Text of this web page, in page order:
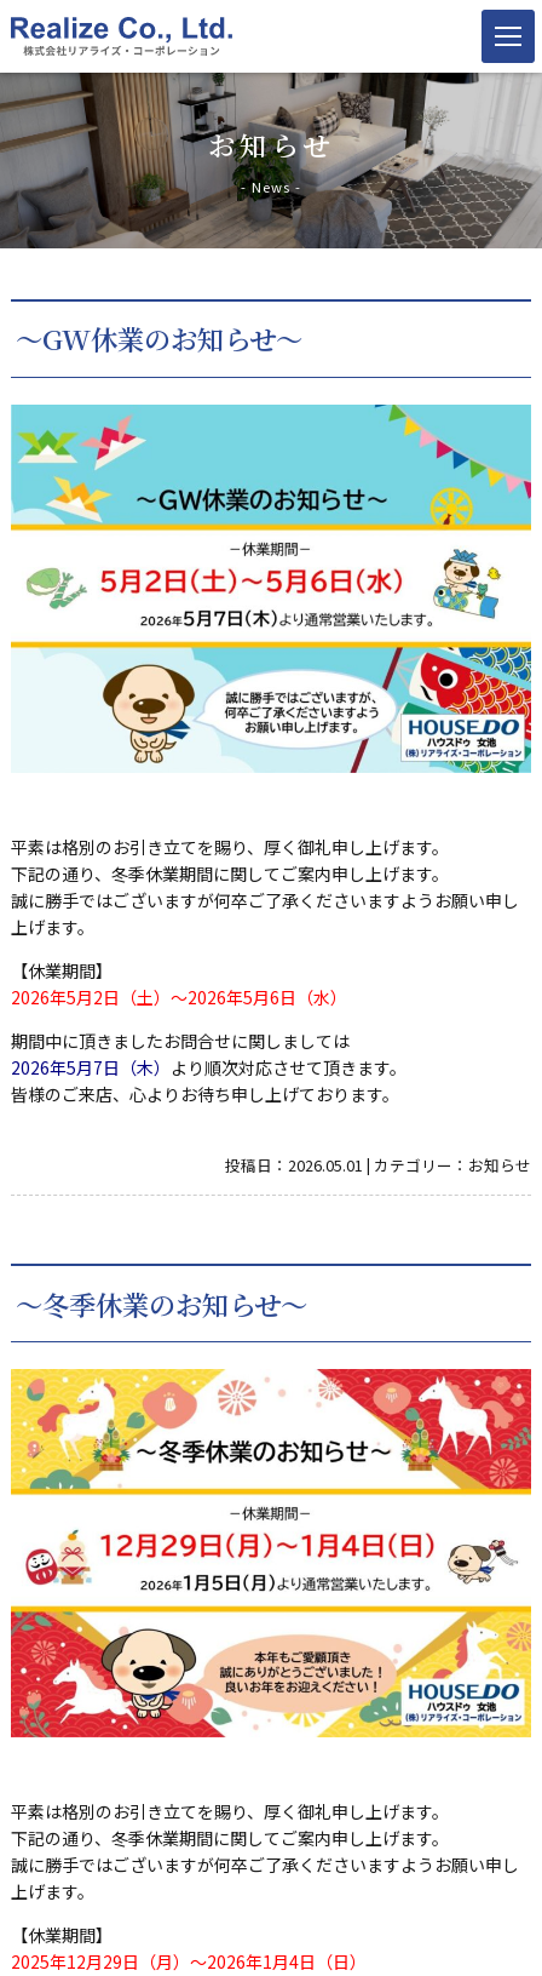
お知らせ
- News -
～GW休業のお知らせ～
平素は格別のお引き立てを賜り、厚く御礼申し上げます。
下記の通り、冬季休業期間に関してご案内申し上げます。
誠に勝手ではございますが何卒ご了承くださいますようお願い申し
上げます。
【休業期間】
2026年5月2日（土）～2026年5月6日（水）
期間中に頂きましたお問合せに関しましては
2026年5月7日（木） より順次対応させて頂きます。
皆様のご来店、心よりお待ち申し上げております。
投稿日：2026.05.01 | カテゴリー： お知らせ
～冬季休業のお知らせ～
平素は格別のお引き立てを賜り、厚く御礼申し上げます。
下記の通り、冬季休業期間に関してご案内申し上げます。
誠に勝手ではございますが何卒ご了承くださいますようお願い申し
上げます。
【休業期間】
2025年12月29日（月）～2026年1月4日（日）